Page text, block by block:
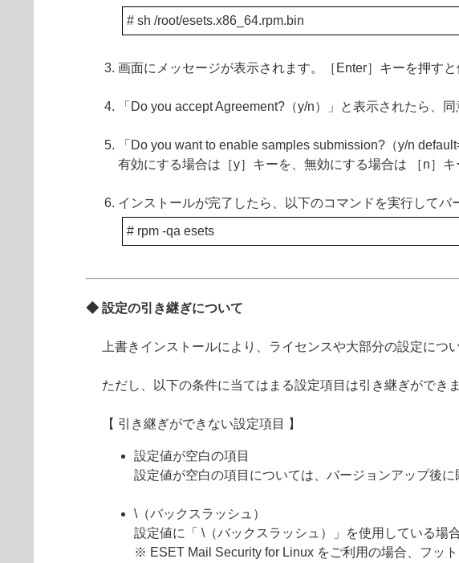
# sh /root/esets.x86_64.rpm.bin
画面にメッセージが表示されます。［Enter］キーを押す
「Do you accept Agreement?（y/n）」と表示されたら、
「Do you want to enable samples submission?（y/n
有効にする場合は［y］キーを、無効にする場合は ［n］
インストールが完了したら、以下のコマンドを実行してバ
# rpm -qa esets
◆ 設定の引き継ぎについて
上書きインストールにより、ライセンスや大部分の設定につ
ただし、以下の条件に当てはまる設定項目は引き継ぎができ
【 引き継ぎができない設定項目 】
設定値が空白の項目
設定値が空白の項目については、バージョンアップ後に
\（バックスラッシュ）
設定値に「 \（バックスラッシュ）」を使用している場
※ ESET Mail Security for Linux をご利用の場合、フッ